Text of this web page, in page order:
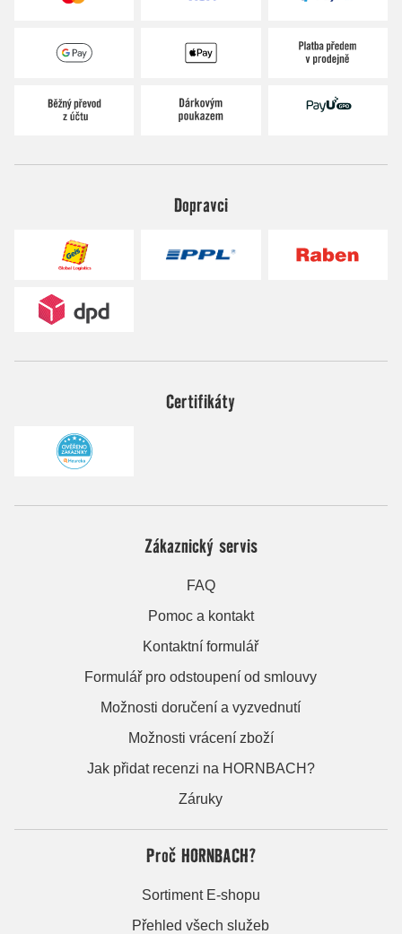
Dopravci
Certifikáty
Zákaznický servis
FAQ
Pomoc a kontakt
Kontaktní formulář
Formulář pro odstoupení od smlouvy
Možnosti doručení a vyzvednutí
Možnosti vrácení zboží
Jak přidat recenzi na HORNBACH?
Záruky
Proč HORNBACH?
Sortiment E-shopu
Přehled všech služeb